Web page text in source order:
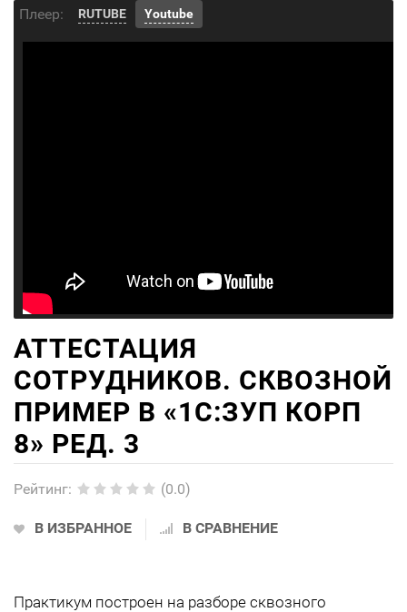
Плеер: RUTUBE Youtube
АТТЕСТАЦИЯ
СОТРУДНИКОВ. СКВОЗНОЙ
ПРИМЕР В «1С:ЗУП КОРП
8» РЕД. 3
Рейтинг: (0.0)
В ИЗБРАННОЕ В СРАВНЕНИЕ
Практикум построен на разборе сквозного